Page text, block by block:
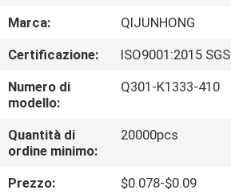
DI
NOI
VISITA
ALLA
FABBRICA
Marca:
QIJUNHONG
Certificazione:
ISO9001:2015 SGS
Numero di
modello:
Q301-K1333-410
Quantità di
ordine minimo:
20000pcs
Prezzo:
$0.078-$0.09